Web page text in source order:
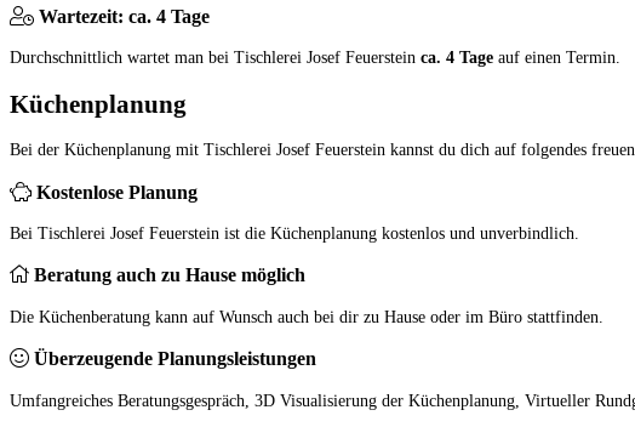
Wartezeit: ca. 4 Tage
Durchschnittlich wartet man bei Tischlerei Josef Feuerstein ca. 4 Tage auf einen Termin.
Küchenplanung
Bei der Küchenplanung mit Tischlerei Josef Feuerstein kannst du dich auf folgendes
Kostenlose Planung
Bei Tischlerei Josef Feuerstein ist die Küchenplanung kostenlos und unverbindlich.
Beratung auch zu Hause möglich
Die Küchenberatung kann auf Wunsch auch bei dir zu Hause oder im Büro stattfinden.
Überzeugende Planungsleistungen
Umfangreiches Beratungsgespräch, 3D Visualisierung der Küchenplanung, Virtueller